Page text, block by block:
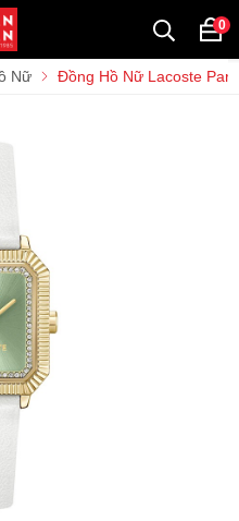
0
Nữ Đồng Hồ Nữ Lacoste